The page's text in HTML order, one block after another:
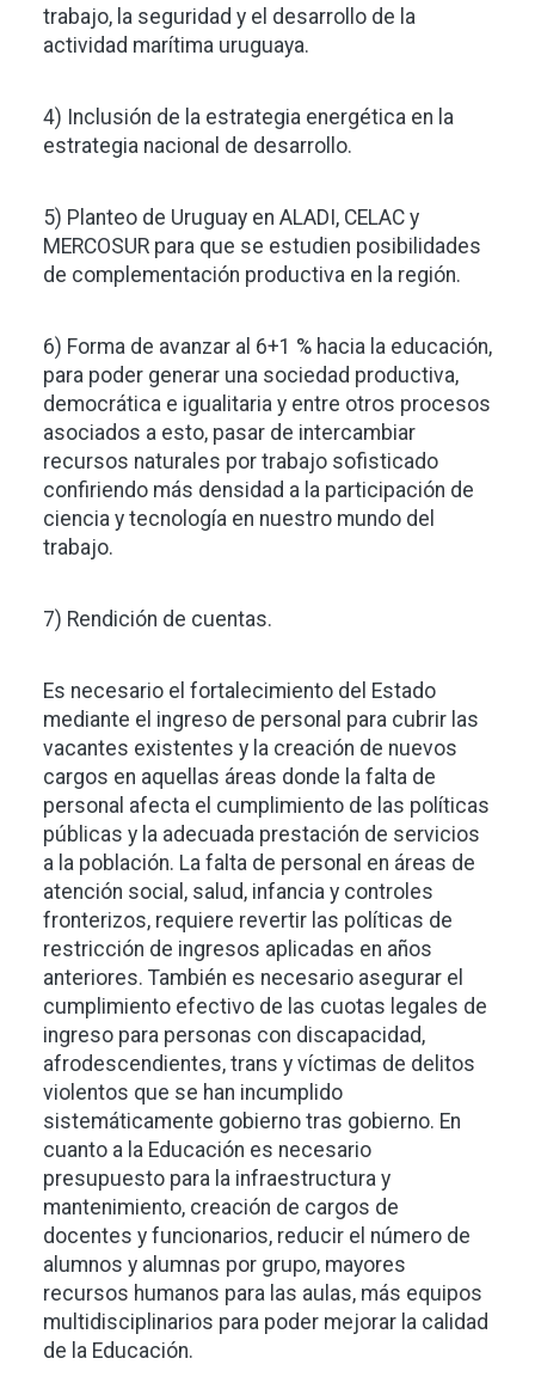
trabajo, la seguridad y el desarrollo de la
actividad marítima uruguaya.
4) Inclusión de la estrategia energética en la
estrategia nacional de desarrollo.
5) Planteo de Uruguay en ALADI, CELAC y
MERCOSUR para que se estudien posibilidades
de complementación productiva en la región.
6) Forma de avanzar al 6+1 % hacia la educación,
para poder generar una sociedad productiva,
democrática e igualitaria y entre otros procesos
asociados a esto, pasar de intercambiar
recursos naturales por trabajo sofisticado
confiriendo más densidad a la participación de
ciencia y tecnología en nuestro mundo del
trabajo.
7) Rendición de cuentas.
Es necesario el fortalecimiento del Estado
mediante el ingreso de personal para cubrir las
vacantes existentes y la creación de nuevos
cargos en aquellas áreas donde la falta de
personal afecta el cumplimiento de las políticas
públicas y la adecuada prestación de servicios
a la población. La falta de personal en áreas de
atención social, salud, infancia y controles
fronterizos, requiere revertir las políticas de
restricción de ingresos aplicadas en años
anteriores. También es necesario asegurar el
cumplimiento efectivo de las cuotas legales de
ingreso para personas con discapacidad,
afrodescendientes, trans y víctimas de delitos
violentos que se han incumplido
sistemáticamente gobierno tras gobierno. En
cuanto a la Educación es necesario
presupuesto para la infraestructura y
mantenimiento, creación de cargos de
docentes y funcionarios, reducir el número de
alumnos y alumnas por grupo, mayores
recursos humanos para las aulas, más equipos
multidisciplinarios para poder mejorar la calidad
de la Educación.